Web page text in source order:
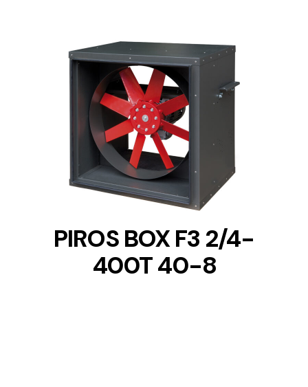
DETAILS
PIROS BOX F3 2/4-
400T 40-8